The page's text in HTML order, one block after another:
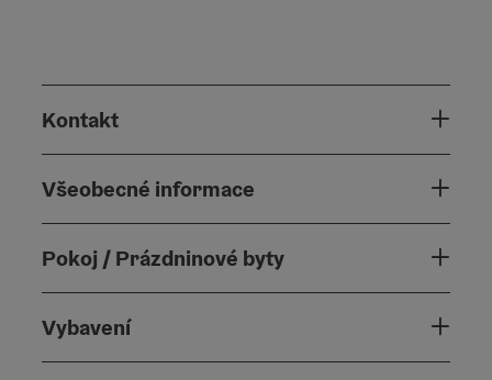
Kontakt
Všeobecné informace
Pokoj / Prázdninové byty
Vybavení